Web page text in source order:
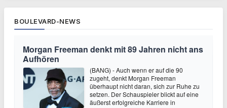
BOULEVARD-NEWS
Morgan Freeman denkt mit 89 Jahren nicht ans
Aufhören
(BANG) - Auch wenn er auf die 90
zugeht, denkt Morgan Freeman
überhaupt nicht daran, sich zur Ruhe zu
setzen. Der Schauspieler blickt auf eine
äußerst erfolgreiche Karriere in